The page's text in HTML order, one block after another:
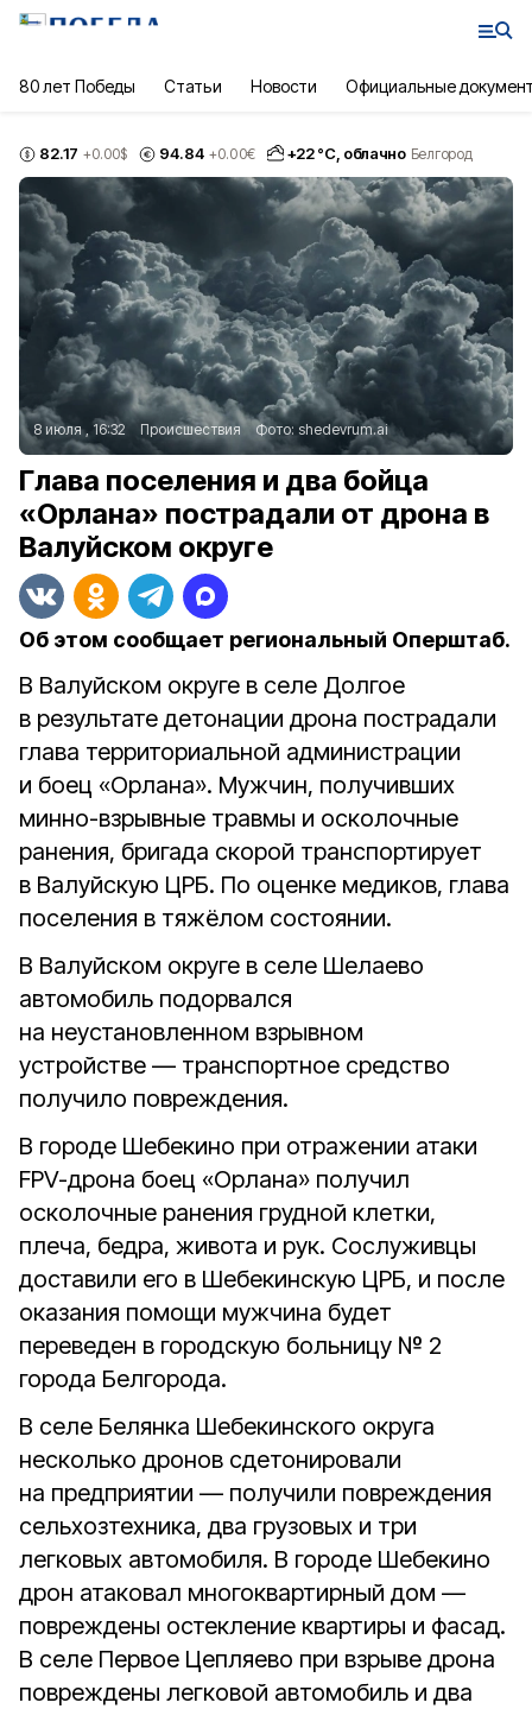
80 лет Победы Статьи Новости Официальные
82.17 +0.00$ 94.84 +0.00€ +22°С, облачно Белгород
8 июля , 16:32 Происшествия Фото: shedevrum.ai
Глава поселения и два бойца
«Орлана» пострадали от дрона в
Валуйском округе
Об этом сообщает региональный Оперштаб.
В Валуйском округе в селе Долгое
в результате детонации дрона пострадали
глава территориальной администрации
и боец «Орлана». Мужчин, получивших
минно-взрывные травмы и осколочные
ранения, бригада скорой транспортирует
в Валуйскую ЦРБ. По оценке медиков, глава
поселения в тяжёлом состоянии.
В Валуйском округе в селе Шелаево
автомобиль подорвался
на неустановленном взрывном
устройстве — транспортное средство
получило повреждения.
В городе Шебекино при отражении атаки
FPV-дрона боец «Орлана» получил
осколочные ранения грудной клетки,
плеча, бедра, живота и рук. Сослуживцы
доставили его в Шебекинскую ЦРБ, и после
оказания помощи мужчина будет
переведен в городскую больницу № 2
города Белгорода.
В селе Белянка Шебекинского округа
несколько дронов сдетонировали
на предприятии — получили повреждения
сельхозтехника, два грузовых и три
легковых автомобиля. В городе Шебекино
дрон атаковал многоквартирный дом —
повреждены остекление квартиры и фасад.
В селе Первое Цепляево при взрыве дрона
повреждены легковой автомобиль и два